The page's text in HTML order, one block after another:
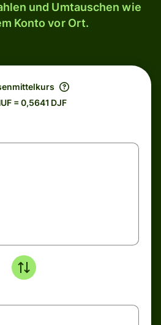
und Umtauschen wie
Konto vor Ort.
= 0,5641 DJF